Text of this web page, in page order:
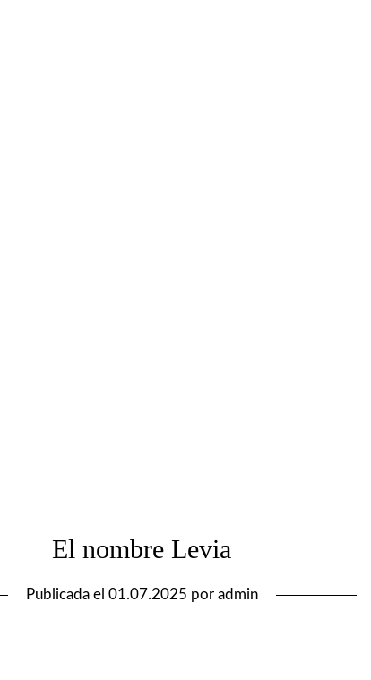
El nombre Levia
Publicada el 01.07.2025 por admin